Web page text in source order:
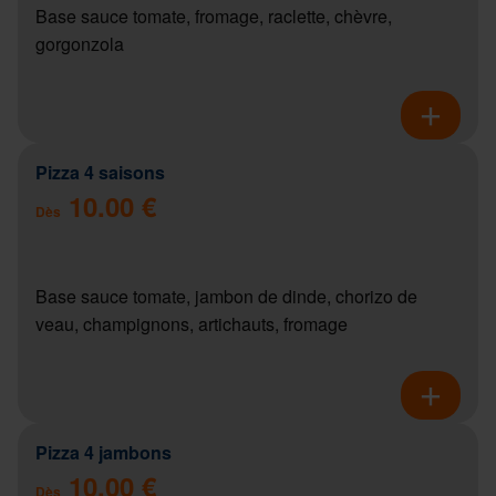
Base sauce tomate, fromage, raclette, chèvre,
gorgonzola
Pizza 4 saisons
Dès 10.00 €
Base sauce tomate, jambon de dinde, chorizo de
veau, champignons, artichauts, fromage
Pizza 4 jambons
Dès 10.00 €